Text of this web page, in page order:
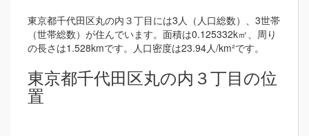
東京都千代田区丸の内３丁目には3人（人口総数）、3世帯
（世帯総数）が住んでいます。面積は0.125332k㎡、周り
の長さは1.528kmです。人口密度は23.94人/km²です。
東京都千代田区丸の内３丁目の位
置